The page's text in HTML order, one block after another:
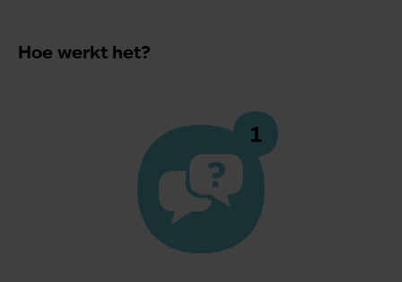
Hoe werkt het?
1